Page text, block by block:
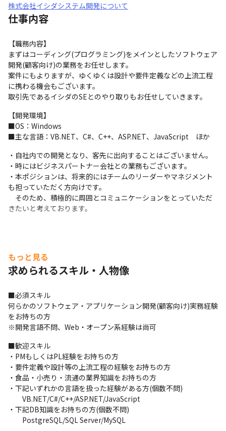
株式会社イシダシステム開発について
仕事内容
【職務内容】
まずはコーディング(プログラミング)をメインとしたソフトウェア
開発(顧客向け)の業務をお任せします。
案件にもよりますが、ゆくゆくは設計や要件定義などの上流工程
に携わる機会もございます。
取引先であるイシダのSEとのやり取りもお任せしていきます。
【開発環境】
■OS：Windows
■主な言語：VB.NET、C#、C++、ASP.NET、JavaScript　ほか
・自社内での開発となり、客先に出向することはございません。
・時にはビジネスパートナー会社との業務もございます。
・本ポジションは、将来的にはチームのリーダーやマネジメント
も担っていただく方向けです。
そのため、積極的に周囲とコミュニケーションをとっていただ
きたいと考えております。
もっと見る
求められるスキル・人物像
■必須スキル
何らかのソフトウェア・アプリケーション開発(顧客向け)実務経験
をお持ちの方
※開発言語不問、Web・オープン系経験は尚可
■歓迎スキル
・PMもしくはPL経験をお持ちの方
・要件定義や設計等の上流工程の経験をお持ちの方
・食品・小売り・流通の業界知識をお持ちの方
・下記いずれかの言語を扱った経験がある方(個数不問)
VB.NET/C#/C++/ASP.NET/JavaScript
・下記DB知識をお持ちの方(個数不問)
PostgreSQL/SQL Server/MySQL